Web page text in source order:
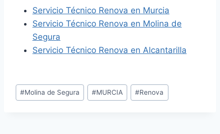
Servicio Técnico Renova en Murcia
Servicio Técnico Renova en Molina de
Segura
Servicio Técnico Renova en Alcantarilla
Etiquetas
de
#Molina de Segura #MURCIA #Renova